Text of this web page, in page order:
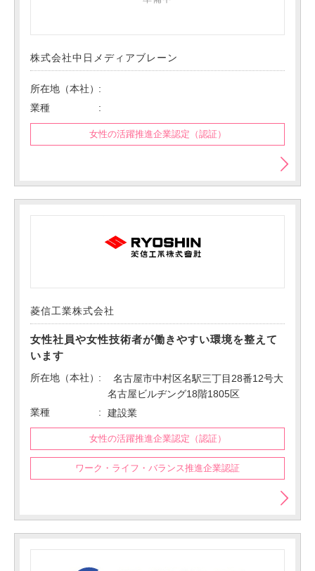
株式会社中日メディアブレーン
所在地（本社）
業種
女性の活躍推進企業認定（認証）
菱信工業株式会社
女性社員や女性技術者が働きやすい環境を整えて
います
所在地（本社）
名古屋市中村区名駅三丁目28番12号大
名古屋ビルヂング18階1805区
業種
建設業
女性の活躍推進企業認定（認証）
ワーク・ライフ・バランス推進企業認証